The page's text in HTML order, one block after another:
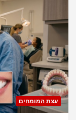
עצת המומחים